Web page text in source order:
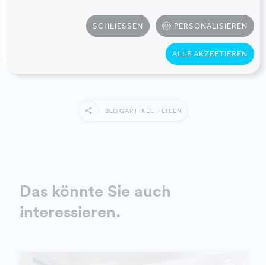
setzen uns für eine parallele Umsetzung von
Digitalisierungsstrategien ein und platzieren bunte
Sofas anstelle grauer Aktenschränke. Fangen Sie bei
sich selbst an und drucken Sie diesen Blogbeitrag auf
BLOGARTIKEL TEILEN
Das könnte Sie auch
interessieren.
SCHLIESSEN PERSONALISIEREN
ALLE AKZEPTIEREN